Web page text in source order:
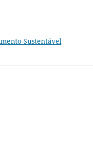
Sustentável